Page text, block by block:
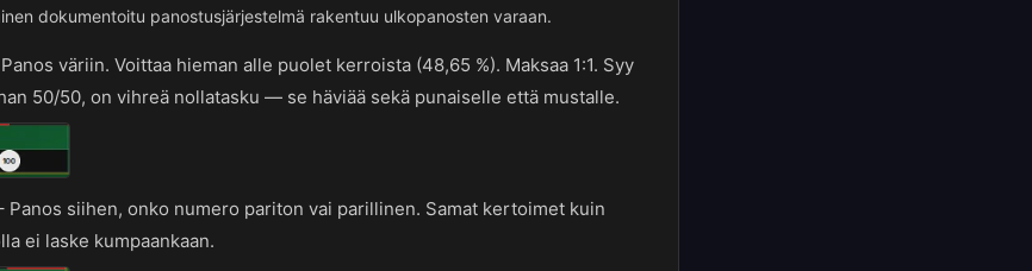
dokumentoitu panostusjärjestelmä rakentuu ulkopanosten varaan.
Panos väriin. Voittaa hieman alle puolet kerroista (48,65 %). Maksaa 1:1. Syy
50/50, on vihreä nollatasku — se häviää sekä punaiselle että mustalle.
Panos siihen, onko numero pariton vai parillinen. Samat kertoimet kuin
ei laske kumpaankaan.